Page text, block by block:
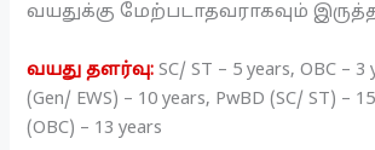
வயதுக்கு மேற்படாதவராகவும்
வயது தளர்வு:SC/ ST – 5 years, OBC – 3
(Gen/ EWS) – 10 years, PwBD (SC/ ST) –
(OBC) – 13 years